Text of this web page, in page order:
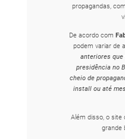
propagandas,
De acordo com
podem variar de
anteriores que
presidência no
cheio de
install ou até
Além disso, o site
grande